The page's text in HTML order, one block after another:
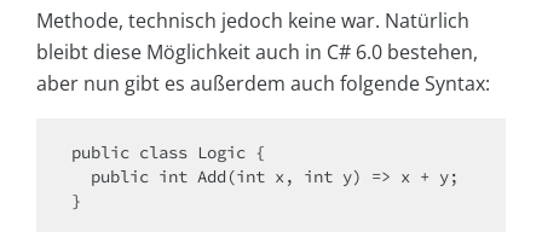
Methode, technisch jedoch keine war. Natürlich
bleibt diese Möglichkeit auch in C# 6.0 bestehen,
aber nun gibt es außerdem auch folgende Syntax:
public class Logic {
}